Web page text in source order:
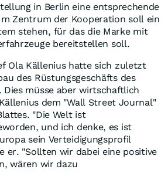
in Berlin eine entsprechende
Zentrum der Kooperation soll ein
stehen, für das die Marke mit
bereitstellen soll.
Ola Källenius hatte sich zuletzt
des Rüstungsgeschäfts des
Dies müsse aber wirtschaftlich
dem "Wall Street Journal"
"Die Welt ist
und ich denke, es ist
sein Verteidigungsprofil
er. "Sollten wir dabei eine positive
wären wir dazu